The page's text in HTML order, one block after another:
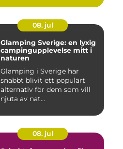
08. jul
Glamping Sverige: en lyxig
campingupplevelse mitt i
naturen
Glamping i Sverige har
snabbt blivit ett populärt
alternativ för dem som vill
njuta av nat...
08. jul